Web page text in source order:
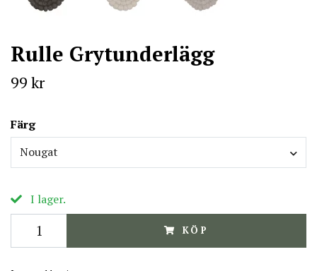
Rulle Grytunderlägg
99 kr
Färg
Nougat
I lager.
KÖP